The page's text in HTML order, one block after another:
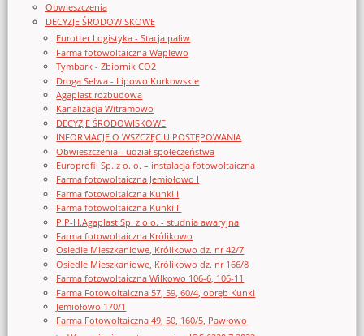
Obwieszczenia
DECYZJE ŚRODOWISKOWE
Eurotter Logistyka - Stacja paliw
Farma fotowoltaiczna Waplewo
Tymbark - Zbiornik CO2
Droga Selwa - Lipowo Kurkowskie
Agaplast rozbudowa
Kanalizacja Witramowo
DECYZJE ŚRODOWISKOWE
INFORMACJE O WSZCZĘCIU POSTĘPOWANIA
Obwieszczenia - udział społeczeństwa
Europrofil Sp. z o. o. – instalacja fotowoltaiczna
Farma fotowoltaiczna Jemiołowo I
Farma fotowoltaiczna Kunki I
Farma fotowoltaiczna Kunki II
P.P-H.Agaplast Sp. z o.o. - studnia awaryjna
Farma fotowoltaiczna Królikowo
Osiedle Mieszkaniowe, Królikowo dz. nr 42/7
Osiedle Mieszkaniowe, Królikowo dz. nr 166/8
Farma fotowoltaiczna Wilkowo 106-6, 106-11
Farma Fotowoltaiczna 57, 59, 60/4, obręb Kunki
Jemiołowo 170/1
Farma Fotowoltaiczna 49, 50, 160/5, Pawłowo